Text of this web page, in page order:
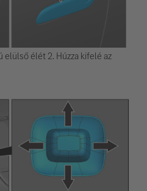
elülső élét 2. Húzza kifelé az